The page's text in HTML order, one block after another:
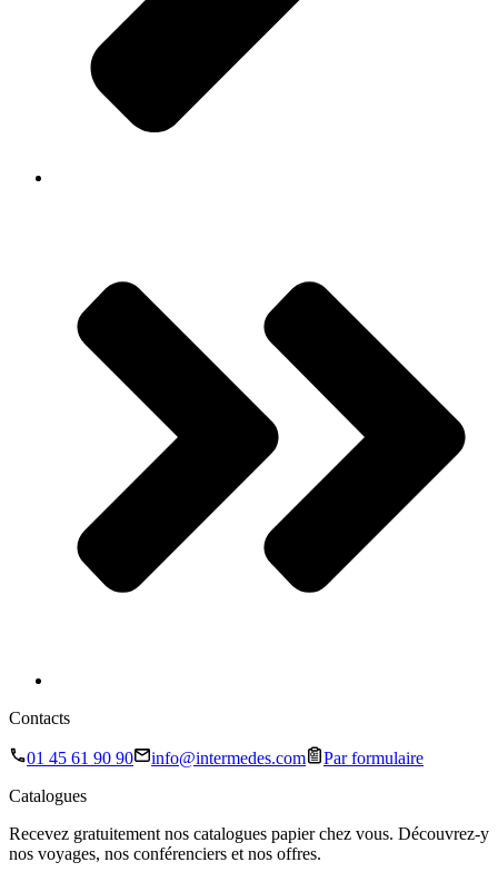
Contacts
01 45 61 90 90 info@intermedes.com
Par formulaire
Catalogues
Recevez gratuitement nos catalogues papier chez vous. Découvrez-y
nos voyages, nos conférenciers et nos offres.